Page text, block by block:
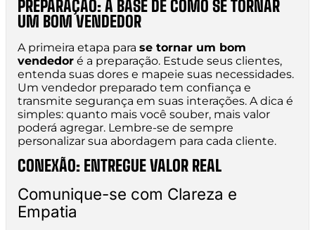
PREPARAÇÃO: A BASE DE COMO SE TORNAR
UM BOM VENDEDOR
A primeira etapa para se tornar um bom
vendedor é a preparação. Estude seus clientes,
entenda suas dores e mapeie suas necessidades.
Um vendedor preparado tem confiança e
transmite segurança em suas interações. A dica é
simples: quanto mais você souber, mais valor
poderá agregar. Lembre-se de sempre
personalizar sua abordagem para cada cliente.
CONEXÃO: ENTREGUE VALOR REAL
Comunique-se com Clareza e
Empatia